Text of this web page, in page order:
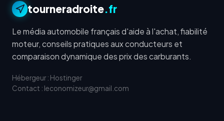
tourneradroite.fr
Le média automobile français d'aide à l'achat, fiabilité
moteur, conseils pratiques aux conducteurs et
comparaison dynamique des prix des carburants.
Hébergeur : Hostinger
Contact : leconomizeur@gmail.com